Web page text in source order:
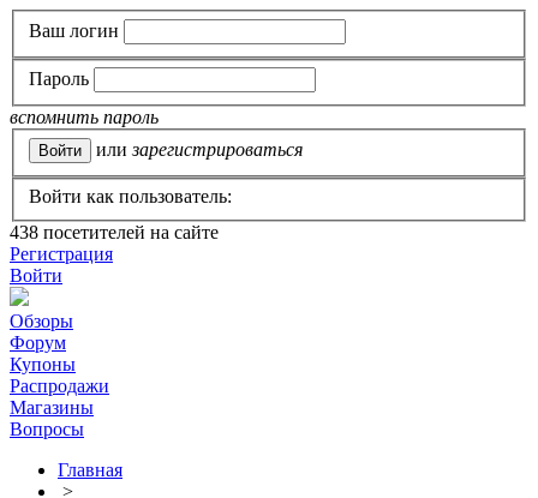
Ваш логин
Пароль
вспомнить пароль
или зарегистрироваться
Войти как пользователь:
438 посетителей на сайте
Регистрация
Войти
Обзоры
Форум
Купоны
Распродажи
Магазины
Вопросы
Главная
>